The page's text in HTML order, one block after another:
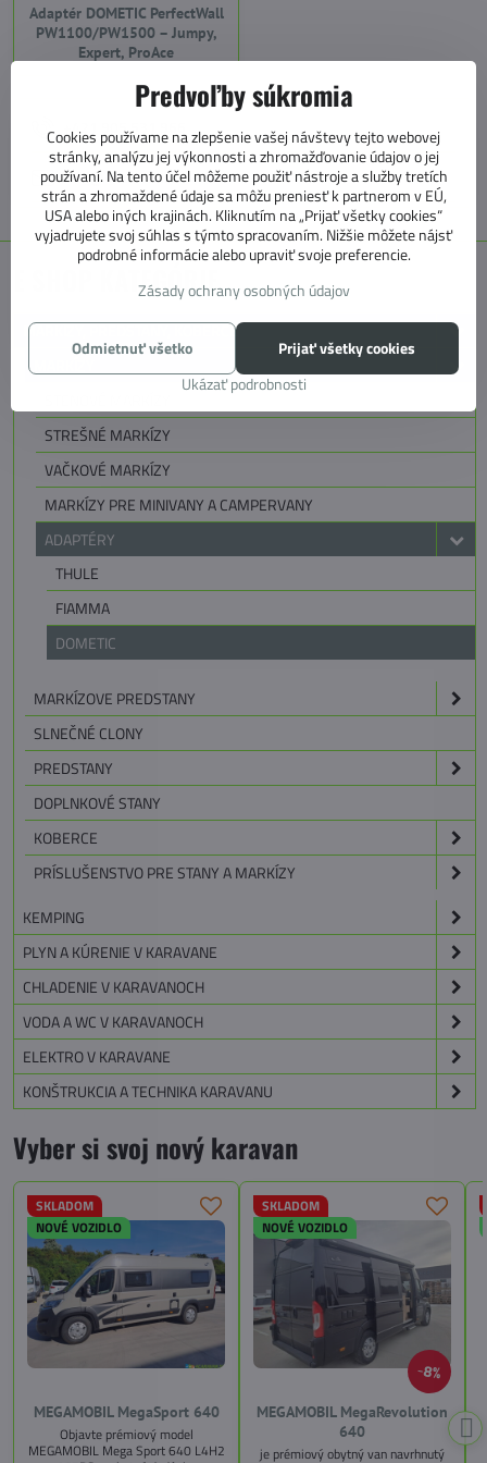
Adaptér DOMETIC PerfectWall
PW1100/PW1500 – Jumpy,
Expert, ProAce
+421 905 531 966
info@4caravan.sk
E SHOP KATEGÓRIE
MARKÍZY, PREDSTANY, KOBERCE
STREŠNÉ MARKÍZY
VAČKOVÉ MARKÍZY
MARKÍZY PRE MINIVANY A CAMPERVANY
ADAPTÉRY
THULE
FIAMMA
DOMETIC
MARKÍZOVE PREDSTANY
SLNEČNÉ CLONY
PREDSTANY
DOPLNKOVÉ STANY
KOBERCE
PRÍSLUŠENSTVO PRE STANY A MARKÍZY
KEMPING
PLYN A KÚRENIE V KARAVANE
CHLADENIE V KARAVANOCH
VODA A WC V KARAVANOCH
ELEKTRO V KARAVANE
KONŠTRUKCIA A TECHNIKA KARAVANU
Vyber si svoj nový karavan
SKLADOM
NOVÉ VOZIDLO
MEGAMOBIL MegaSport 640
Objavte prémiový model
MEGAMOBIL Mega Sport 640 L4H2
8%
SKLADOM
NOVÉ VOZIDLO
MEGAMOBIL MegaRevolution
640
je prémiový obytný van navrhnutý
Predvoľby súkromia
Cookies používame na zlepšenie vašej návštevy tejto webovej
stránky, analýzu jej výkonnosti a zhromažďovanie údajov o jej
používaní. Na tento účel môžeme použiť nástroje a služby tretích
strán a zhromaždené údaje sa môžu preniesť k partnerom v EÚ,
USA alebo iných krajinách. Kliknutím na „Prijať všetky cookies“
vyjadrujete svoj súhlas s týmto spracovaním. Nižšie môžete nájsť
podrobné informácie alebo upraviť svoje preferencie.
Zásady ochrany osobných údajov
Ukázať podrobnosti
Prijať všetky cookies
Odmietnuť všetko